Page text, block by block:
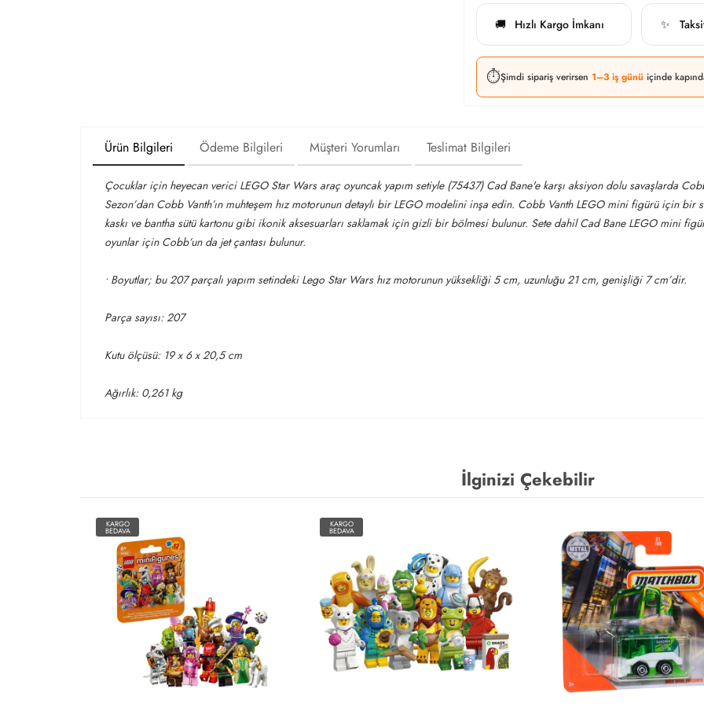
🚚 Hızlı Kargo İmkanı ✨
⏱️Şimdi sipariş verirsen 1–3 iş günü içinde
Ürün Bilgileri Ödeme Bilgileri Müşteri Yorumları Teslimat Bilgileri
Çocuklar için heyecan verici LEGO Star Wars araç oyuncak yapım setiyle (75437) Cad Bane'e karşı aksiyon dolu savaşlarda
Sezon’dan Cobb Vanth’ın muhteşem hız motorunun detaylı bir LEGO modelini inşa edin. Cobb Vanth LEGO mini figürü için
kaskı ve bantha sütü kartonu gibi ikonik aksesuarları saklamak için gizli bir bölmesi bulunur. Sete dahil Cad Bane LEGO mini
oyunlar için Cobb’un da jet çantası bulunur.
• Boyutlar; bu 207 parçalı yapım setindeki Lego Star Wars hız motorunun yüksekliği 5 cm, uzunluğu 21 cm, genişliği 7 cm’dir.
Parça sayısı: 207
Kutu ölçüsü: 19 x 6 x 20,5 cm
Ağırlık: 0,261 kg
İlginizi Çekebilir
KARGO
BEDAVA
KARGO
BEDAVA